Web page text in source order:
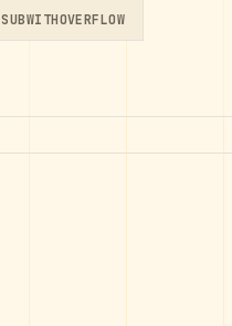
SUBWITHOVERFLOW